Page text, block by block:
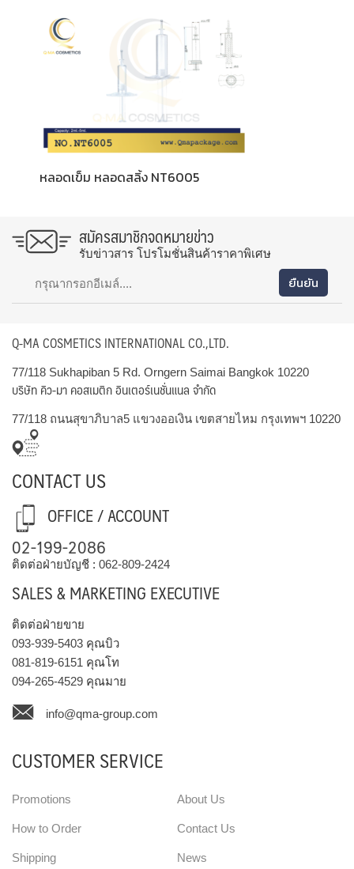
หลอดเข็ม หลอดสลิ้ง NT6005
สมัครสมาชิกจดหมายข่าว
รับข่าวสาร โปรโมชั่นสินค้าราคาพิเศษ
Q-MA COSMETICS INTERNATIONAL CO.,LTD.
77/118 Sukhapiban 5 Rd. Orngern Saimai Bangkok 10220
บริษัท คิว-มา คอสเมติก อินเตอร์เนชั่นแนล จำกัด
77/118 ถนนสุขาภิบาล5 แขวงออเงิน เขตสายไหม กรุงเทพฯ 10220
CONTACT US
OFFICE / ACCOUNT
02-199-2086
ติดต่อฝ่ายบัญชี : 062-809-2424
SALES & MARKETING EXECUTIVE
ติดต่อฝ่ายขาย
093-939-5403 คุณบิว
081-819-6151 คุณโท
094-265-4529 คุณมาย
info@qma-group.com
CUSTOMER SERVICE
Promotions
How to Order
Shipping
About Us
Contact Us
News